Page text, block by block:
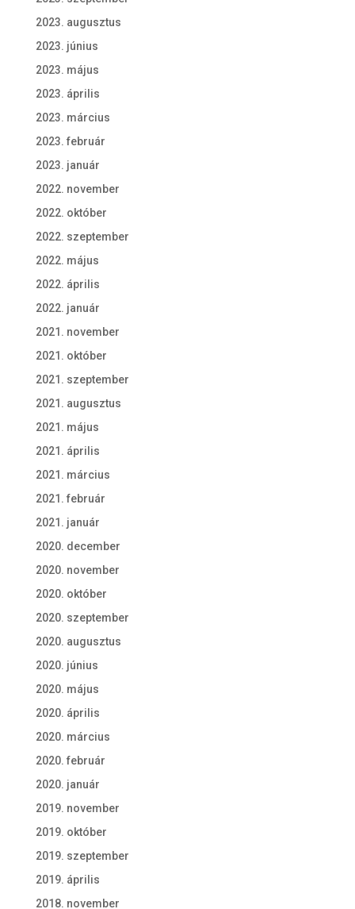
2023. augusztus
2023. június
2023. május
2023. április
2023. március
2023. február
2023. január
2022. november
2022. október
2022. szeptember
2022. május
2022. április
2022. január
2021. november
2021. október
2021. szeptember
2021. augusztus
2021. május
2021. április
2021. március
2021. február
2021. január
2020. december
2020. november
2020. október
2020. szeptember
2020. augusztus
2020. június
2020. május
2020. április
2020. március
2020. február
2020. január
2019. november
2019. október
2019. szeptember
2019. április
2018. november